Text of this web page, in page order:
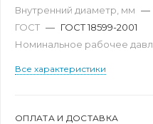
Внутренний диаметр, мм —
ГОСТ — ГОСТ 18599-2001
Номинальное рабочее
Все характеристики
ОПЛАТА И ДОСТАВКА